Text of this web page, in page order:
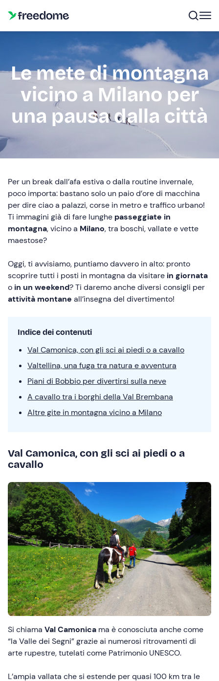
Le mete di montagna
vicino a Milano per
una pausa dalla città
Per un break dall’afa estiva o dalla routine invernale,
poco importa: bastano solo un paio d’ore di macchina
per dire ciao a palazzi, corse in metro e traffico urbano!
Ti immagini già di fare lunghe passeggiate in
montagna, vicino a Milano, tra boschi, vallate e vette
maestose?
Oggi, ti avvisiamo, puntiamo davvero in alto: pronto
scoprire tutti i posti in montagna da visitare in giornata
o in un weekend? Ti daremo anche diversi consigli per
attività montane all’insegna del divertimento!
Indice dei contenuti
Val Camonica, con gli sci ai piedi o a cavallo
Valtellina, una fuga tra natura e avventura
Piani di Bobbio per divertirsi sulla neve
A cavallo tra i borghi della Val Brembana
Altre gite in montagna vicino a Milano
Val Camonica, con gli sci ai piedi o a
cavallo
Si chiama Val Camonica ma è conosciuta anche come
“la Valle dei Segni” grazie ai numerosi ritrovamenti di
arte rupestre, tutelati come Patrimonio UNESCO.
L’ampia vallata che si estende per quasi 100 km tra le